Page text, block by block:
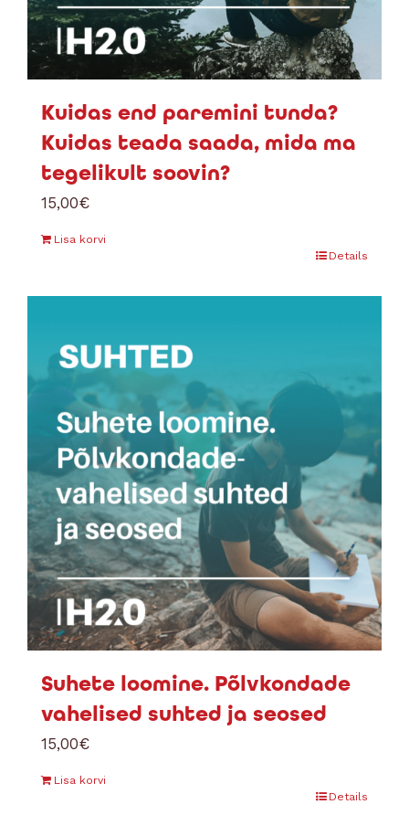
Kuidas end paremini tunda?
Kuidas teada saada, mida ma
tegelikult soovin?
15,00€
Lisa korvi
Details
Suhete loomine. Põlvkondade
vahelised suhted ja seosed
15,00€
Lisa korvi
Details